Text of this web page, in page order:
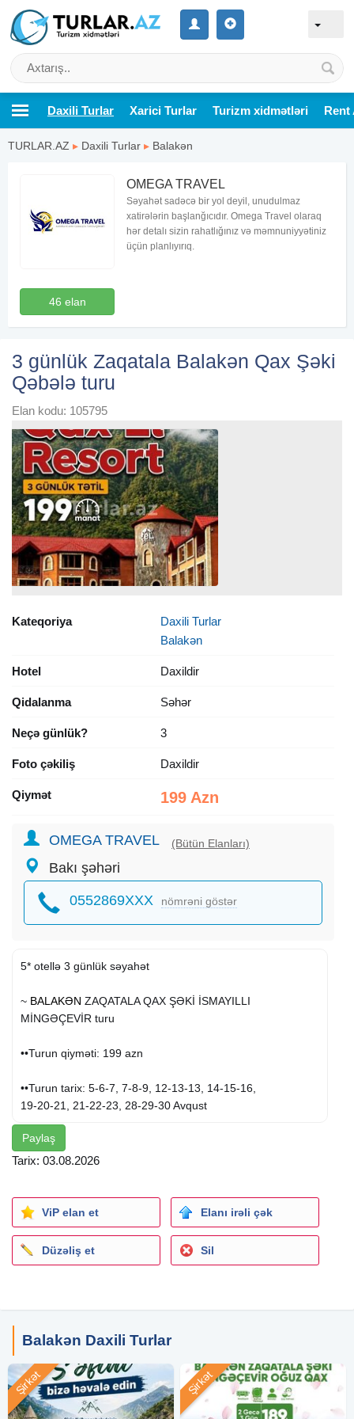
Daxili Turlar Xarici Turlar Turizm xidmətləri Rent
TURLAR.AZ ▸ Daxili Turlar ▸ Balakən
46 elan
OMEGA TRAVEL
Səyahət sadəcə bir yol deyil, unudulmaz
xatirələrin başlanğıcıdır. Omega Travel olaraq
hər detalı sizin rahatlığınız və məmnuniyyətiniz
üçün planlıyırıq.
3 günlük Zaqatala Balakən Qax Şəki
Qəbələ turu
Elan kodu: 105795
Kateqoriya
Daxili Turlar
Balakən
Hotel Daxildir
Qidalanma Səhər
Neçə günlük? 3
Foto çəkiliş Daxildir
Qiymət 199 Azn
OMEGA TRAVEL (Bütün Elanları)
Bakı şəhəri
0552869XXX nömrəni göstər
5* otellə 3 günlük səyahət
~ BALAKƏN ZAQATALA QAX ŞƏKİ İSMAYILLI
MİNGƏÇEVİR turu
••Turun qiyməti: 199 azn
••Turun tarix: 5-6-7, 7-8-9, 12-13-13, 14-15-16,
19-20-21, 21-22-23, 28-29-30 Avqust
✓Qiymətə daxildir:
- Vip nəqliyyat
- 2 gecə 5* Qax El resort oteldə gecələmək
- 3 dəfə səhər yeməyi
✓Hotel daxili
xidmətlər
: Sauna və spa xidmətləri, qapalı
hovuz, bilyard, mafiya loto oyunu, diskoteka
✓Gəzintilər:
~ İsmayıllı:
- Aşıqbayramlı gölü (+ 2 azn)
- Günəbaxan tarlası (+2 azn)
~ Şəki:
Paylaş
Tarix: 03.08.2026
ViP elan et Elanı irəli çək
Düzəliş et Sil
Balakən Daxili Turlar
Şirkət Şirkət